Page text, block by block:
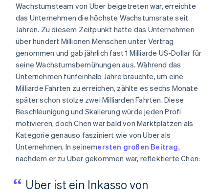
Wachstumsteam von Uber beigetreten war, erreichte
das Unternehmen die höchste Wachstumsrate seit
Jahren. Zu diesem Zeitpunkt hatte das Unternehmen
über hundert Millionen Menschen unter Vertrag
genommen und gab jährlich fast 1 Milliarde US-Dollar für
seine Wachstumsbemühungen aus. Während das
Unternehmen fünfeinhalb Jahre brauchte, um eine
Milliarde Fahrten zu erreichen, zählte es sechs Monate
später schon stolze zwei Milliarden Fahrten. Diese
Beschleunigung und Skalierung würde jeden Profi
motivieren, doch Chen war bald von Marktplätzen als
Kategorie genauso fasziniert wie von Uber als
Unternehmen. In seinemersten großen Beitrag,
nachdem er zu Uber gekommen war, reflektierte Chen:
Uber ist ein Inkasso von